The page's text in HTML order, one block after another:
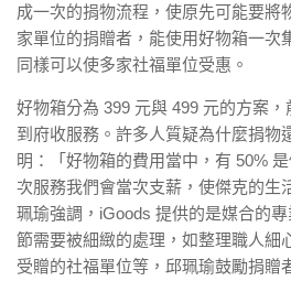
成一次的捐物流程，使原先可能要將
家單位的捐贈者，能使用好物箱一次
同樣可以使多家社福單位受惠。
好物箱分為 399 元與 499 元的方案
到府收服務。許多人質疑為什麼捐物
明：「好物箱的費用當中，有 50%
次服務我們會當次支薪，使傑克的生
珮瑜強調，iGoods 提供的是媒合的
節需要被細緻的處理，如整理職人細
受贈的社福單位等，邱珮瑜鼓勵捐贈